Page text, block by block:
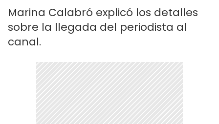
Marina Calabró explicó los detalles
sobre la llegada del periodista al
canal.